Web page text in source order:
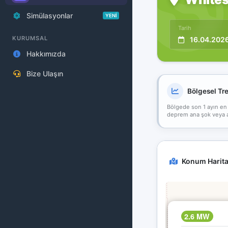
Simülasyonlar YENİ
KURUMSAL
Hakkımızda
Bize Ulaşın
Tarih
Bölgesel
Bölgede son 1 ayın
deprem ana şok veya
Konum
2.6 MW